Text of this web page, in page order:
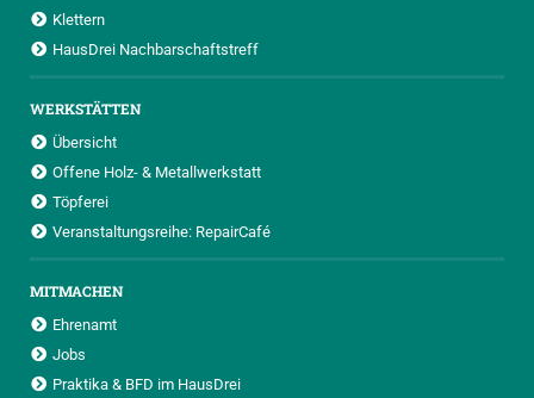
Klettern
HausDrei Nachbarschaftstreff
WERKSTÄTTEN
Übersicht
Offene Holz- & Metallwerkstatt
Töpferei
Veranstaltungsreihe: RepairCafé
MITMACHEN
Ehrenamt
Jobs
Praktika & BFD im HausDrei